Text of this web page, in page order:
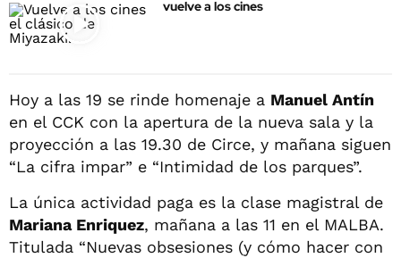
vuelve a los cines
Hoy a las 19 se rinde homenaje a Manuel Antín
en el CCK con la apertura de la nueva sala y la
proyección a las 19.30 de Circe, y mañana siguen
“La cifra impar” e “Intimidad de los parques”.
La única actividad paga es la clase magistral de
Mariana Enriquez, mañana a las 11 en el MALBA.
Titulada “Nuevas obsesiones (y cómo hacer con